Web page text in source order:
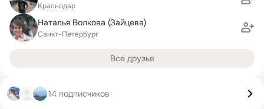
Краснодар
Наталья Волкова (Зайцева)
Санкт-Петербург
Все друзья
14 подписчиков